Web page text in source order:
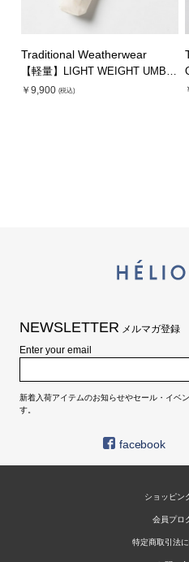
Traditional Weatherwear
￥9,900 (税込)
NEWSLETTER メルマガ登録
Enter your email
新着入荷アイテムのお知らせやセール・イベ
す。
facebook
ショッピン
会員プロ
特定商取引法